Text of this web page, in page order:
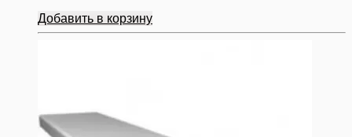
Добавить в корзину